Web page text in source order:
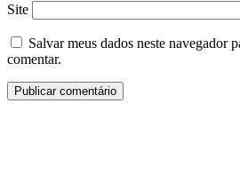
Site
Salvar meus dados neste navegador
comentar.